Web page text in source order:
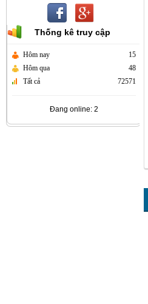
Thống kê truy cập
Hôm nay
15
Hôm qua
48
Tất cả
72571
Đang online: 2